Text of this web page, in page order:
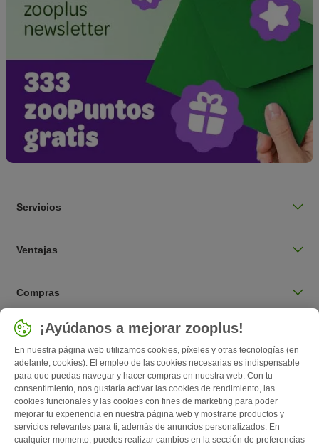
Servicios
Ventajas
Compras
Seleccionar país
España / ES
Follow zooplus
¡Ayúdanos a mejorar zooplus!
En nuestra página web utilizamos cookies, píxeles y otras tecnologías (en
adelante, cookies). El empleo de las cookies necesarias es indispensable
para que puedas navegar y hacer compras en nuestra web. Con tu
consentimiento, nos gustaría activar las cookies de rendimiento, las
cookies funcionales y las cookies con fines de marketing para poder
mejorar tu experiencia en nuestra página web y mostrarte productos y
servicios relevantes para ti, además de anuncios personalizados. En
cualquier momento, puedes realizar cambios en la sección de preferencias